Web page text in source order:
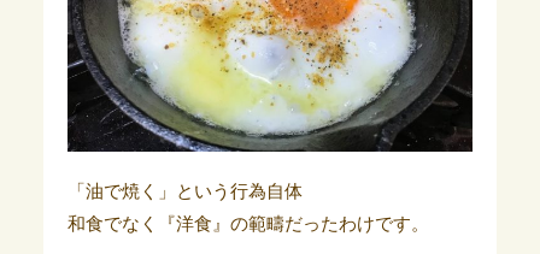
「油で焼く」という行為自体
和食でなく『洋食』の範疇だったわけです。